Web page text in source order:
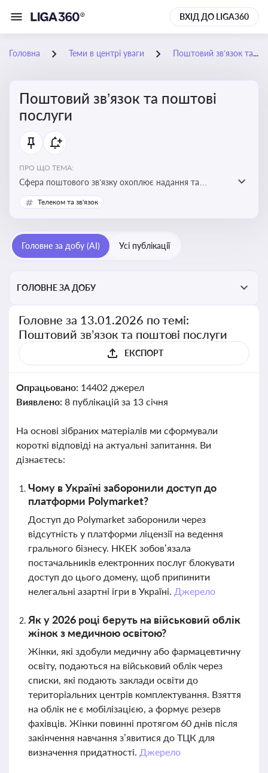
ВХІД ДО LIGA360
Головна Теми в центрі уваги Поштовий зв’язок та поштові послуги
Поштовий зв’язок та поштові
послуги
ПРО ЩО ТЕМА:
Сфера поштового зв’язку охоплює надання та
контроль послуг поштового обслуговування, що
регулюється спеціальним законодавством. Для
ліцензійних умов, участі в державних реєстрах і
забезпечення прав споживачів.
Телеком та зв'язок
Головне за добу (AI) Усі публікації
ГОЛОВНЕ ЗА ДОБУ
Головне за 13.01.2026 по темі:
Поштовий зв’язок та поштові послуги
ЕКСПОРТ
Опрацьовано: 14402 джерел
Виявлено: 8 публікацій за 13 січня
На основі зібраних матеріалів ми сформували
короткі відповіді на актуальні запитання. Ви
дізнаєтесь:
Чому в Україні заборонили доступ до
платформи Polymarket?
Доступ до Polymarket заборонили через
відсутність у платформи ліцензії на ведення
грального бізнесу. НКЕК зобов’язала
постачальників електронних послуг блокувати
доступ до цього домену, щоб припинити
нелегальні азартні ігри в Україні. Джерело
Як у 2026 році беруть на військовий облік
жінок з медичною освітою?
Жінки, які здобули медичну або фармацевтичну
освіту, подаються на військовий облік через
списки, які подають заклади освіти до
територіальних центрів комплектування. Взяття
на облік не є мобілізацією, а формує резерв
фахівців. Жінки повинні протягом 60 днів після
закінчення навчання з’явитися до ТЦК для
визначення придатності. Джерело